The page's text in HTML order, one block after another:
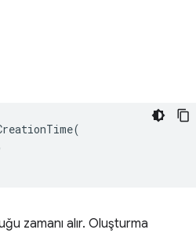
(
zamanı alır. Oluşturma